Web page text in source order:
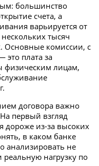
большинство
счета, а
варьируется от
тысяч
Основные комиссии, с
это плата за
физическим лицам,
договора важно
первый взгляд
дороже из-за высоких
в каком банке
анализировать не
реальную нагрузку по